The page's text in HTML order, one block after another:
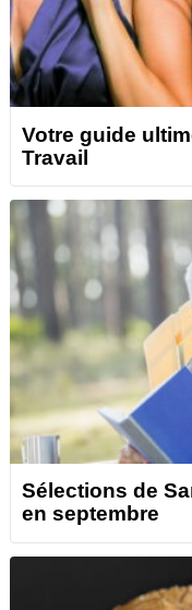
Votre guide
Travail
Sélections de
en septembre